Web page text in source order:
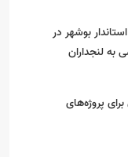
بوشهر در
لنجداران
پروژه‌های